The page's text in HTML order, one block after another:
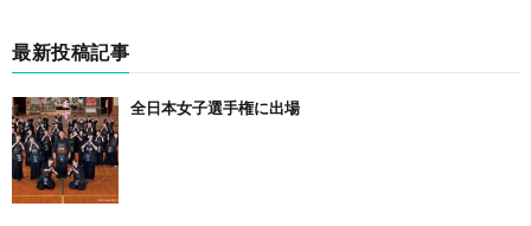
最新投稿記事
全日本女子選手権に出場